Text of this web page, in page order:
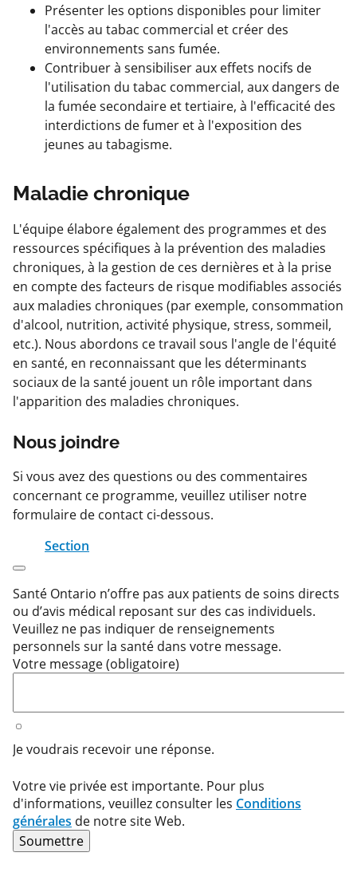
Présenter les options disponibles pour limiter
l'accès au tabac commercial et créer des
environnements sans fumée.
Contribuer à sensibiliser aux effets nocifs de
l'utilisation du tabac commercial, aux dangers de
la fumée secondaire et tertiaire, à l'efficacité des
interdictions de fumer et à l'exposition des
jeunes au tabagisme.
Maladie chronique
L'équipe élabore également des programmes et des
ressources spécifiques à la prévention des maladies
chroniques, à la gestion de ces dernières et à la prise
en compte des facteurs de risque modifiables associés
aux maladies chroniques (par exemple, consommation
d'alcool, nutrition, activité physique, stress, sommeil,
etc.). Nous abordons ce travail sous l'angle de l'équité
en santé, en reconnaissant que les déterminants
sociaux de la santé jouent un rôle important dans
l'apparition des maladies chroniques.
Nous joindre
Si vous avez des questions ou des commentaires
concernant ce programme, veuillez utiliser notre
formulaire de contact ci-dessous.